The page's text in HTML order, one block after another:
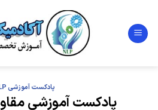
content
پادکست آموزشی NLP
پادکست آموزشی